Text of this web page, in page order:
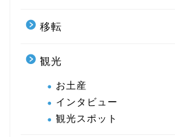
移転
観光
お土産
インタビュー
観光スポット